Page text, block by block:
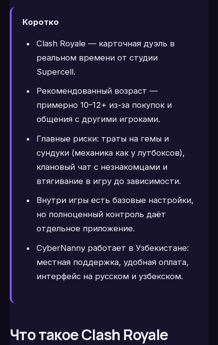
Коротко
Clash Royale — карточная дуэль в
реальном времени от студии
Supercell.
Рекомендованный возраст —
примерно 10–12+ из-за покупок и
общения с другими игроками.
Главные риски: траты на гемы и
сундуки (механика как у лутбоксов),
клановый чат с незнакомцами и
втягивание в игру до зависимости.
Внутри игры есть базовые настройки,
но полноценный контроль даёт
отдельное приложение.
CyberNanny работает в Узбекистане:
местная поддержка, удобная оплата,
интерфейс на русском и узбекском.
Что такое Clash Royale